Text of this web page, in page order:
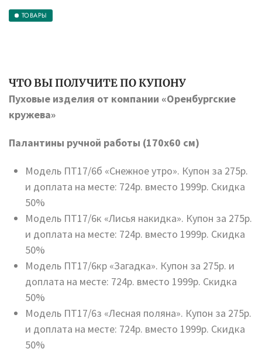
ТОВАРЫ
ЧТО ВЫ ПОЛУЧИТЕ ПО КУПОНУ
Пуховые изделия от компании «Оренбургские
кружева»
Палантины ручной работы (170х60 см)
Модель ПТ17/6б «Снежное утро». Купон за 275р.
и доплата на месте: 724р. вместо 1999р. Скидка
50%
Модель ПТ17/6к «Лисья накидка». Купон за 275р.
и доплата на месте: 724р. вместо 1999р. Скидка
50%
Модель ПТ17/6кр «Загадка». Купон за 275р. и
доплата на месте: 724р. вместо 1999р. Скидка
50%
Модель ПТ17/6з «Лесная поляна». Купон за 275р.
и доплата на месте: 724р. вместо 1999р. Скидка
50%